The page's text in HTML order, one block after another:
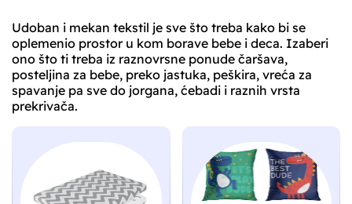
Udoban i mekan tekstil je sve što treba kako bi se
oplemenio prostor u kom borave bebe i deca. Izaberi
ono što ti treba iz raznovrsne ponude čaršava,
posteljina za bebe, preko jastuka, peškira, vreća za
spavanje pa sve do jorgana, ćebadi i raznih vrsta
prekrivača.